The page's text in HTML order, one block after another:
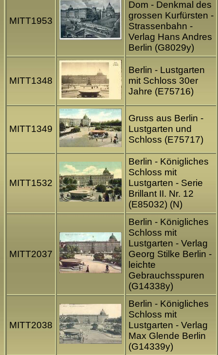
MITT1953
Dom - Denkmal des
grossen Kurfürsten -
Strassenbahn -
Verlag Hans Andres
Berlin (G8029y)
MITT1348
Berlin - Lustgarten
mit Schloss 30er
Jahre (E75716)
MITT1349
Gruss aus Berlin -
Lustgarten und
Schloss (E75717)
MITT1532
Berlin - Königliches
Schloss mit
Lustgarten - Serie
Brillant II. Nr. 12
(E85032) (N)
MITT2037
Berlin - Königliches
Schloss mit
Lustgarten - Verlag
Georg Stilke Berlin -
leichte
Gebrauchsspuren
(G14338y)
MITT2038
Berlin - Königliches
Schloss mit
Lustgarten - Verlag
Max Glende Berlin
(G14339y)